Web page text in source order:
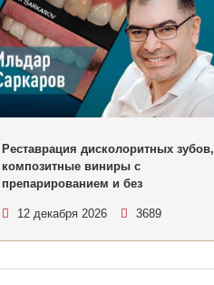
Реставрация дисколоритных зубов,
композитные виниры с
препарированием и без
12 декабря 2026 3689